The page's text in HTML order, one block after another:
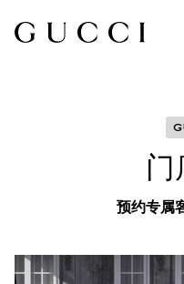
门
预约专属